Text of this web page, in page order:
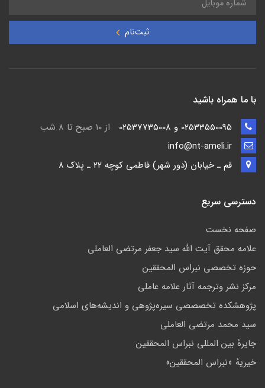
ثبت‌نام
با ما همراه باشید
از ۱۰ صبح تا ۸ شب
قم ـ خيابان (دور شهر) فاطمي كوچه 22 ـ پلاک 8
دسترسی سریع
صفحه نخست
علامه محقق آیت الله سید جعفر مرتضی العاملی
حوزه تخصصی نبراس المحققین
مركز نشر وترجمه آثار علامه عاملی
پژوهشكده تخصصصى سیره‌پژوهی و اندیشه‌های اسلامی
سید محمد مرتضی العاملی
جايرهٔ بین المللی نبراس المحققین
خيريهٔ «نبراس المحققين»